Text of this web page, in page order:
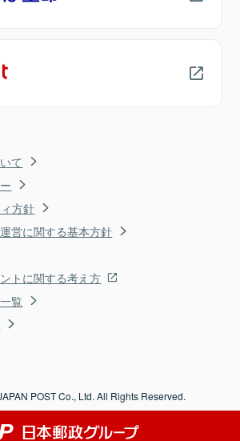
て
方針
営に関する基本方針
トに関する考え方
覧
POST Co., Ltd. All Rights Reserved.